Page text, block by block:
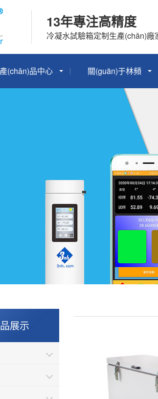
13年專注高精度
冷凝水試驗箱定制生產(chǎn)廠
產(chǎn)品中心 關(guān)于林頻
展示